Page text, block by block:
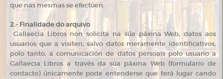
que nas mesmas se efectúen.
2.- Finalidade do arquivo
Gallaecia Libros non solicita na súa páxina Web, datos aos
usuarios que a visiten, salvo datos meramente identificativos,
polo tanto, a comunicación de datos persoais polo usuario a
Gallaecia Libros a través da súa páxina Web (formulario de
contacto) únicamente pode entenderse que terá lugar cando